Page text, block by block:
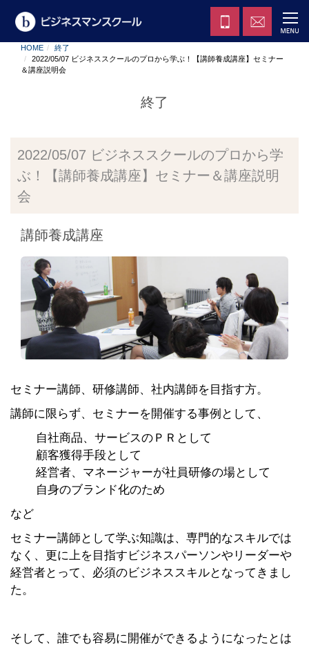
HOME
終了
2022/05/07 ビジネススクールのプロから学ぶ！【講師養成講座】セミナー
＆講座説明会
終了
2022/05/07 ビジネススクールのプロから学
ぶ！【講師養成講座】セミナー＆講座説明
会
講師養成講座
セミナー講師、研修講師、社内講師を目指す方。
講師に限らず、セミナーを開催する事例として、
自社商品、サービスのＰＲとして
顧客獲得手段として
経営者、マネージャーが社員研修の場として
自身のブランド化のため
など
セミナー講師として学ぶ知識は、専門的なスキルでは
なく、更に上を目指すビジネスパーソンやリーダーや
経営者とって、必須のビジネススキルとなってきまし
た。
そして、誰でも容易に開催ができるようになったとは